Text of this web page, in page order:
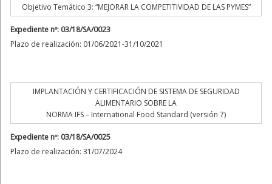
Objetivo Temático 3: “MEJORAR LA COMPETITIVIDAD DE LAS PYMES”
Expediente nº: 03/18/SA/0023
Plazo de realización: 01/06/2021-31/10/2021
IMPLANTACIÓN Y CERTIFICACIÓN DE SISTEMA DE SEGURIDAD
ALIMENTARIO SOBRE LA
NORMA IFS – International Food Standard (versión 7)
Expediente nº: 03/18/SA/0025
Plazo de realización: 31/07/2024